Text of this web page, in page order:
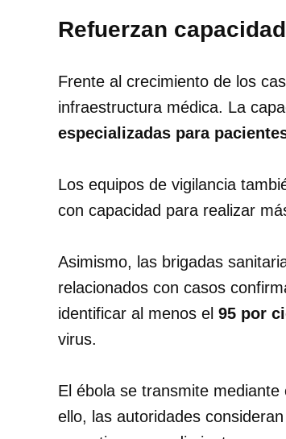
Refuerzan
Frente al crecimiento de los
infraestructura médica. La
especializadas para
Los equipos de vigilancia
con capacidad para realizar
Asimismo, las brigadas
relacionados con casos
identificar al menos el 95 por
virus.
El ébola se transmite
ello, las autoridades